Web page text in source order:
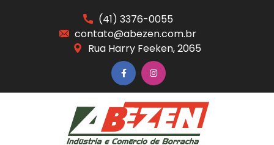
(41) 3376-0055
contato@abezen.com.br
Rua Harry Feeken, 2065